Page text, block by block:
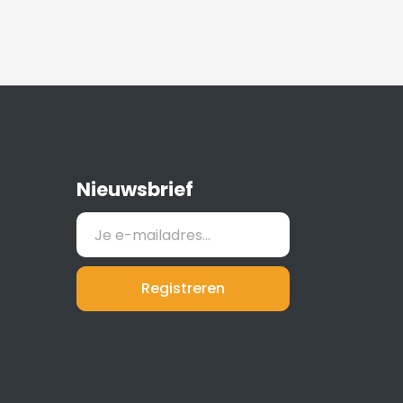
Nieuwsbrief
Registreren